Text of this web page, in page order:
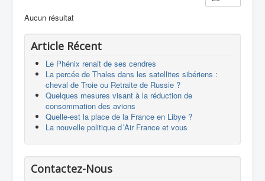
Europespace
Drones
Aucun résultat
Article Récent
Le Phénix renait de ses cendres
La percée de Thales dans les satellites sibériens :
cheval de Troie ou Retraite de Russie ?
Quelques mesures visant à la réduction de
consommation des avions
Quelle-est la place de la France en Libye ?
La nouvelle politique d´Air France et vous
Contactez-Nous